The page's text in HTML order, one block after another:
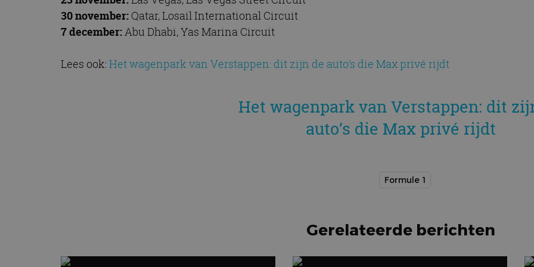
30 november: Qatar, Losail International Circuit
7 december: Abu Dhabi, Yas Marina Circuit
Lees ook:Het wagenpark van Verstappen: dit zijn de auto’s die Max privé rijdt
Het wagenpark van Verstappen: dit
auto’s die Max privé rijdt
Formule 1
Gerelateerde berichten